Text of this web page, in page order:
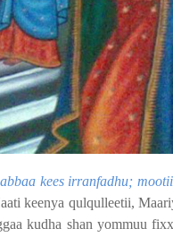
kees irranfadhu;
keenya qulqulleetii,
kudha shan yommuu